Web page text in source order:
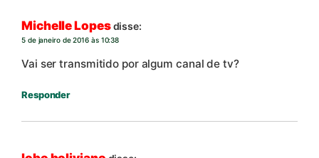
Michelle Lopesdisse:
5 de janeiro de 2016 às 10:38
Vai ser transmitido por algum canal de tv?
Responder